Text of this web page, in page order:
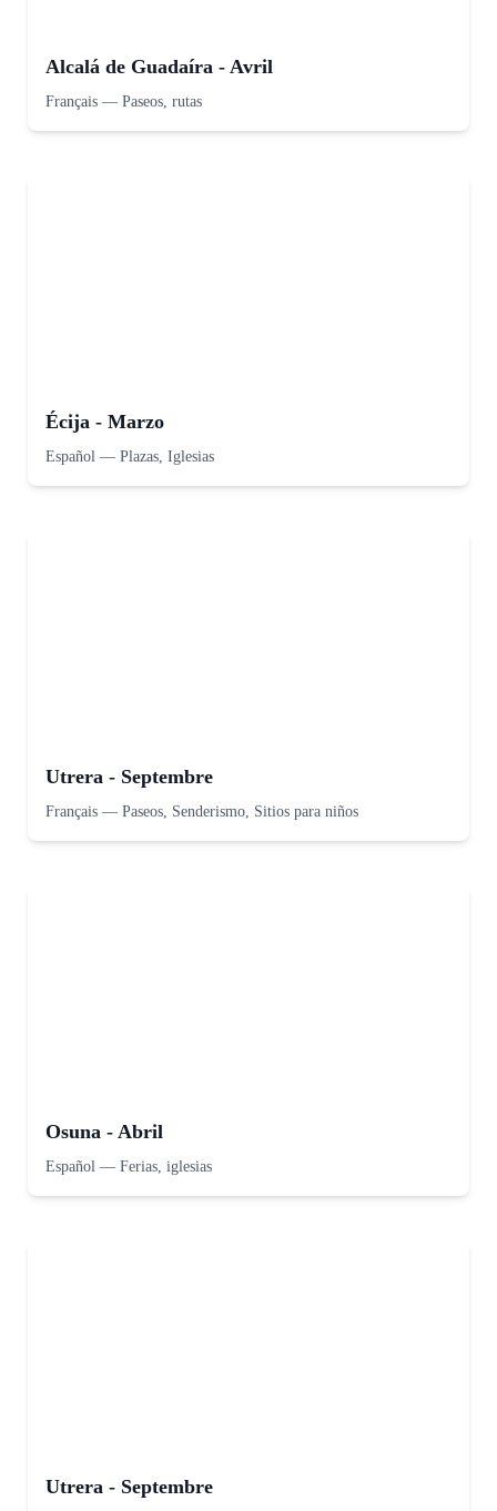
Alcalá de Guadaíra - Avril
Français — Paseos, rutas
Écija - Marzo
Español — Plazas, Iglesias
Utrera - Septembre
Français — Paseos, Senderismo, Sitios para niños
Osuna - Abril
Español — Ferias, iglesias
Utrera - Septembre